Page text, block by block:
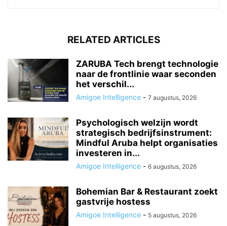
RELATED ARTICLES
ZARUBA Tech brengt technologie
naar de frontlinie waar seconden
het verschil...
Amigoe Intelligence - 7 augustus, 2026
Psychologisch welzijn wordt
strategisch bedrijfsinstrument:
Mindful Aruba helpt organisaties
investeren in...
Amigoe Intelligence - 6 augustus, 2026
Bohemian Bar & Restaurant zoekt
gastvrije hostess
Amigoe Intelligence - 5 augustus, 2026